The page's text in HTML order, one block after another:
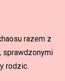
razem z
sprawdzonymi
rodzic.